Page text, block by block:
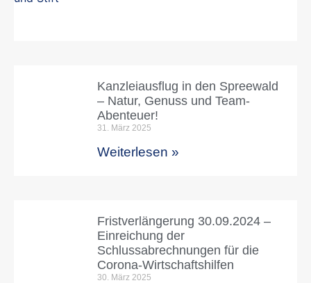
Kanzleiausflug in den Spreewald
– Natur, Genuss und Team-
Abenteuer!
31. März 2025
Weiterlesen »
Fristverlängerung 30.09.2024 –
Einreichung der
Schlussabrechnungen für die
Corona-Wirtschaftshilfen
30. März 2025